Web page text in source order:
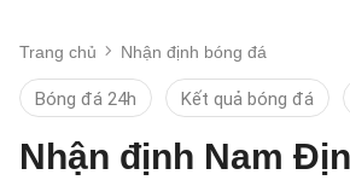
Trang chủ Nhận định bóng đá
Bóng đá 24h Kết quả bóng đá
Nhận định Nam